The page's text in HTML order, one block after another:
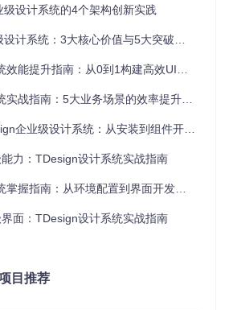
现了"一次设计，多端适配"。这种跨技
验一致性
大核心业务场景解决方案
，帮助开发团队快速理解和应用。
安全与操作精准性
设计系统的4个架构创新实践
系统：3大核心价值与5大突破场景实践指南
能提升指南：从0到1构建高效UI体系
指南：5大业务场景的效率提升与跨技术栈落地
业级设计系统：从安装到组件开发的实战指南
力：TDesign设计系统实战指南
指南：从环境配置到界面开发的6个进阶步骤
面：TDesign设计系统实战指南
目推荐